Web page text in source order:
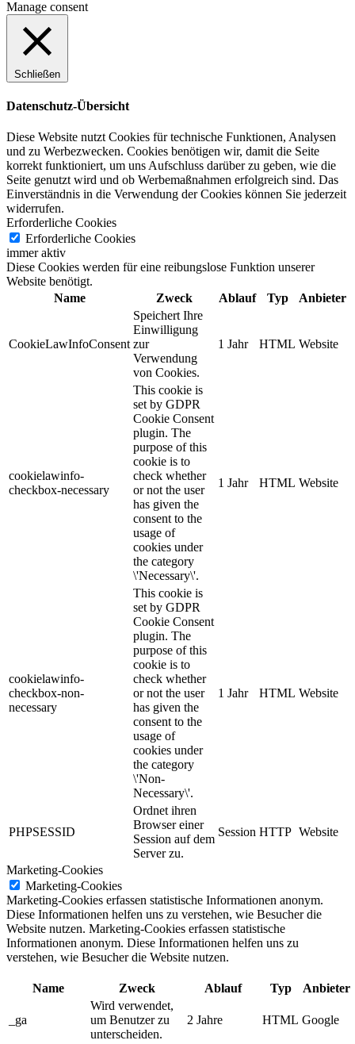
Manage consent
Schließen
Datenschutz-Übersicht
Diese Website nutzt Cookies für technische Funktionen, Analysen
und zu Werbezwecken. Cookies benötigen wir, damit die Seite
korrekt funktioniert, um uns Aufschluss darüber zu geben, wie die
Seite genutzt wird und ob Werbemaßnahmen erfolgreich sind. Das
Einverständnis in die Verwendung der Cookies können Sie jederzeit
widerrufen.
Erforderliche Cookies
Erforderliche Cookies
immer aktiv
Diese Cookies werden für eine reibungslose Funktion unserer
Website benötigt.
Name
Zweck Ablauf Typ Anbieter
CookieLawInfoConsent
Speichert Ihre
Einwilligung
zur
Verwendung
von Cookies.
1 Jahr HTML Website
cookielawinfo-
checkbox-necessary
This cookie is
set by GDPR
Cookie Consent
plugin. The
purpose of this
cookie is to
check whether
or not the user
has given the
consent to the
usage of
cookies under
the category
\'Necessary\'.
1 Jahr HTML Website
cookielawinfo-
checkbox-non-
necessary
This cookie is
set by GDPR
Cookie Consent
plugin. The
purpose of this
cookie is to
check whether
or not the user
has given the
consent to the
usage of
cookies under
the category
\'Non-
Necessary\'.
1 Jahr HTML Website
PHPSESSID
Ordnet ihren
Browser einer
Session auf dem
Server zu.
Session HTTP Website
Marketing-Cookies
Marketing-Cookies
Marketing-Cookies erfassen statistische Informationen anonym.
Diese Informationen helfen uns zu verstehen, wie Besucher die
Website nutzen. Marketing-Cookies erfassen statistische
Informationen anonym. Diese Informationen helfen uns zu
verstehen, wie Besucher die Website nutzen.
Name Zweck Ablauf Typ Anbieter
_ga
Wird verwendet,
um Benutzer zu
unterscheiden.
2 Jahre HTML Google